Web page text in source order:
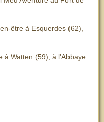
être à Esquerdes (62),
à Watten (59), à l'Abbaye